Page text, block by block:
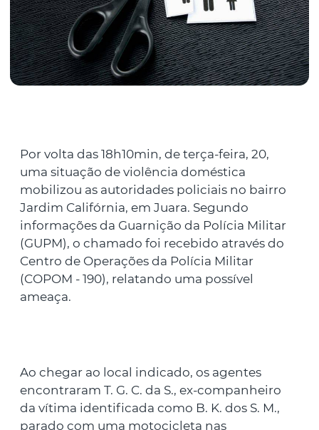
Por volta das 18h10min, de terça-feira, 20,
uma situação de violência doméstica
mobilizou as autoridades policiais no bairro
Jardim Califórnia, em Juara. Segundo
informações da Guarnição da Polícia Militar
(GUPM), o chamado foi recebido através do
Centro de Operações da Polícia Militar
(COPOM - 190), relatando uma possível
ameaça.
Ao chegar ao local indicado, os agentes
encontraram T. G. C. da S., ex-companheiro
da vítima identificada como B. K. dos S. M.,
parado com uma motocicleta nas